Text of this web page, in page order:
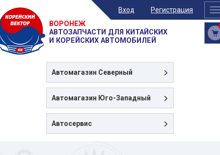
Вход Регистрация
ВОРОНЕЖ
АВТОЗАПЧАСТИ ДЛЯ КИТАЙСКИХ
И КОРЕЙСКИХ АВТОМОБИЛЕЙ
Автомагазин Северный
Автомагазин Юго-Западный
Автосервис